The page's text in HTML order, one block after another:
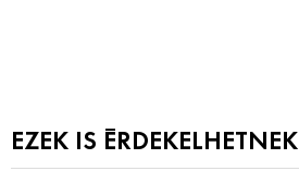
EZEK IS ÉRDEKELHETNEK